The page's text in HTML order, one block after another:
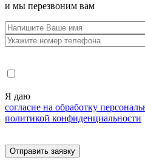
и мы перезвоним вам
Я даю
согласие на обработку
политикой конфиденциальности